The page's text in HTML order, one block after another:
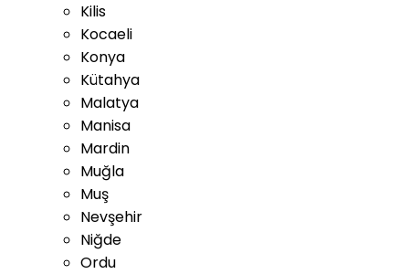
Kilis
Kocaeli
Konya
Kütahya
Malatya
Manisa
Mardin
Muğla
Muş
Nevşehir
Niğde
Ordu